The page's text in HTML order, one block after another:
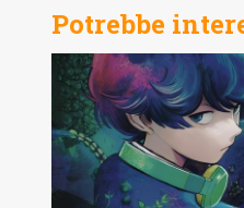
Potrebbe